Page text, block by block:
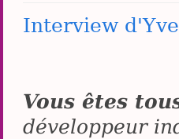
Interview
Vous êtes
développeur